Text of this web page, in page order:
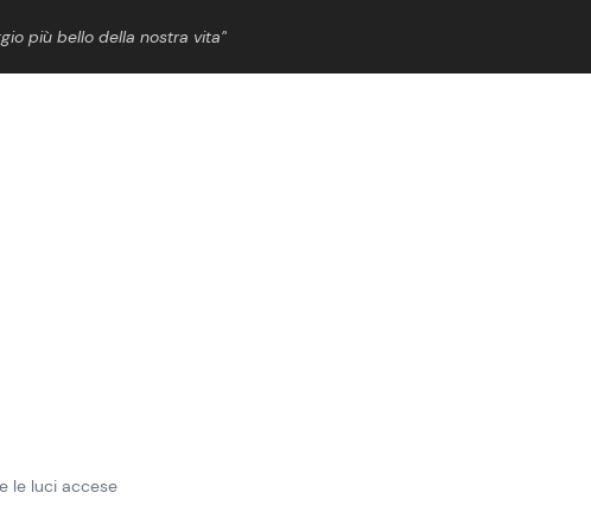
più bello della nostra vita”
le luci accese